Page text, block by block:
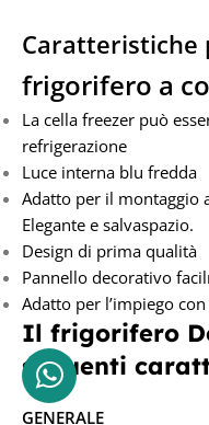
Caratteristiche
frigorifero a
La cella freezer può
refrigerazione
Luce interna blu fredda
Adatto per il montaggio
Elegante e salvaspazio.
Design di prima qualità
Pannello decorativo
Adatto per l’impiego
Il frigorifero
seguenti
GENERALE